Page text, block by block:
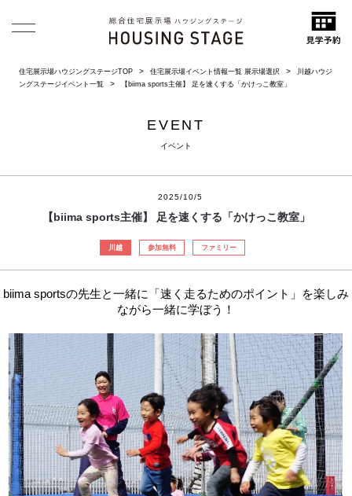
住宅展示場ハウジングステージTOP 住宅展示場イベント情報一覧 展示場選択
川越ハウジ
ングステージイベント一覧
【biima sports主催】 足を速くする「かけっこ教室」
EVENT
イベント
2025/10/5
【biima sports主催】 足を速くする「かけっこ教室」
川越 参加無料 ファミリー
biima sportsの先生と一緒に「速く走るためのポイント」を楽しみ
ながら一緒に学ぼう！